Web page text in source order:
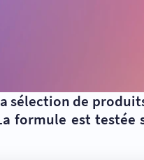
de
formule est